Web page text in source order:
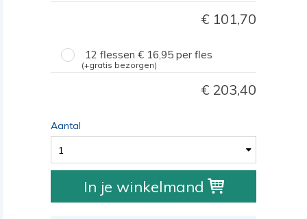
101,70
12 flessen 16,95 per fles
(+gratis bezorgen)
203,40
Aantal
1
In je winkelmand